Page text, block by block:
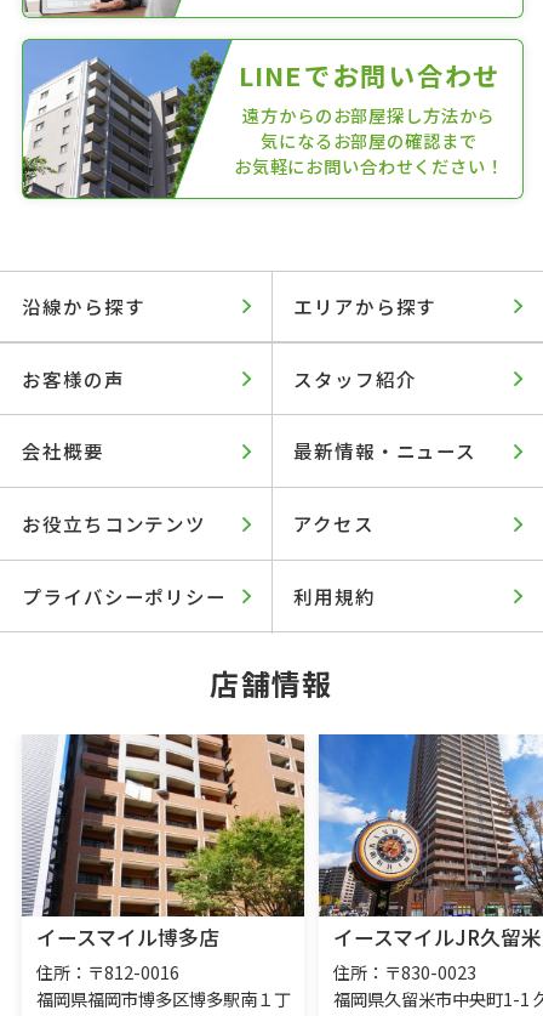
LINEでお問い合わせ
遠方からのお部屋探し方法から
気になるお部屋の確認まで
お気軽にお問い合わせください！
沿線から探す エリアから探す
お客様の声 スタッフ紹介
会社概要 最新情報・ニュース
お役立ちコンテンツ アクセス
プライバシーポリシー 利用規約
店舗情報
イースマイル博多店
住所：〒812-0016
福岡県福岡市博多区博多駅南１丁
イースマイルJR久留
住所：〒830-0023
福岡県久留米市中央町1-1